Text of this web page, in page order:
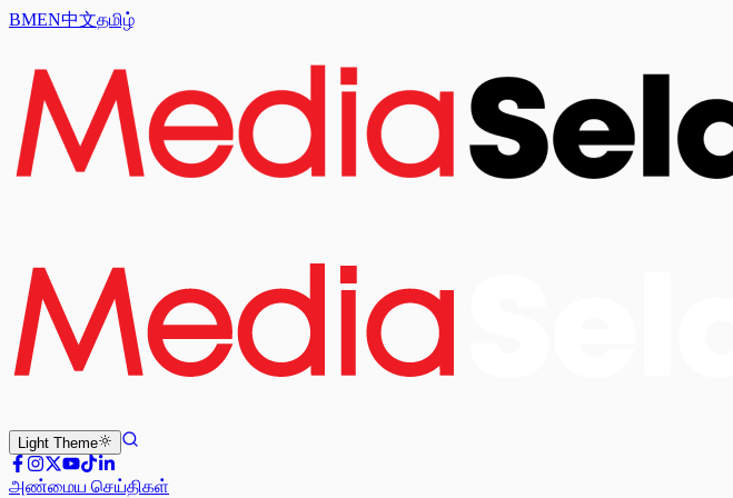
BMEN中文தமிழ்
Light Theme
அண்மைய செய்திகள்